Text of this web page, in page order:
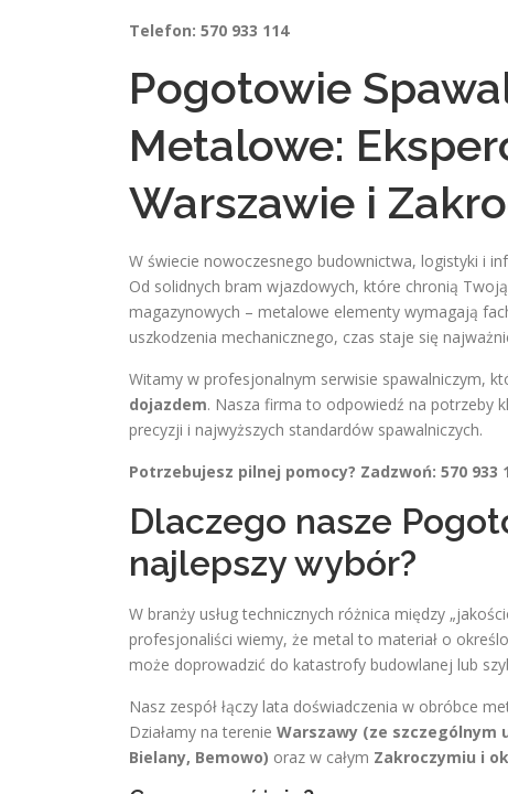
Telefon: 570 933 114
Pogotowie
Metalowe:
Warszawie i
W świecie nowoczesnego budownictwa, logistyki i
Od solidnych bram wjazdowych, które chronią
magazynowych – metalowe elementy wymagają
uszkodzenia mechanicznego, czas staje się
Witamy w profesjonalnym serwisie spawalniczym,
dojazdem. Nasza firma to odpowiedź na potrzeby
precyzji i najwyższych standardów spawalniczych.
Potrzebujesz pilnej pomocy? Zadzwoń: 570 933
Dlaczego nasze
najlepszy wybór?
W branży usług technicznych różnica między
profesjonaliści wiemy, że metal to materiał o
może doprowadzić do katastrofy budowlanej lub
Nasz zespół łączy lata doświadczenia w obróbce
Działamy na terenie Warszawy (ze szczególnym
Bielany, Bemowo) oraz w całym Zakroczymiu i